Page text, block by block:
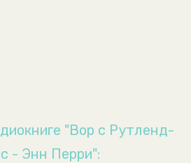
"Вор с Рутленд-
- Энн Перри":